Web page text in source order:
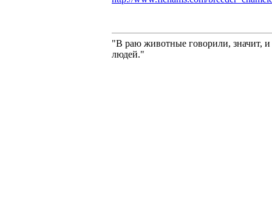
"В раю животные говорили, значит, и
людей."